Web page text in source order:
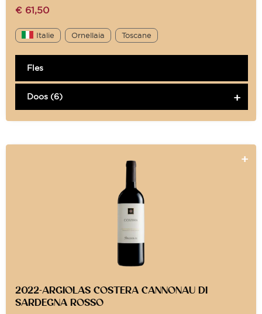
€ 61,50
Italie Ornellaia Toscane
Fles
Doos (6)
2022-ARGIOLAS COSTERA CANNONAU DI
SARDEGNA ROSSO